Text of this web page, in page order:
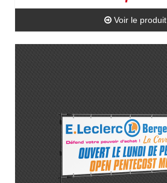
Voir le produit